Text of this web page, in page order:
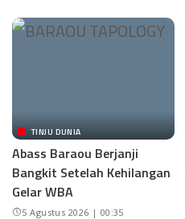
TINJU DUNIA
Abass Baraou Berjanji
Bangkit Setelah Kehilangan
Gelar WBA
5 Agustus 2026 | 00:35